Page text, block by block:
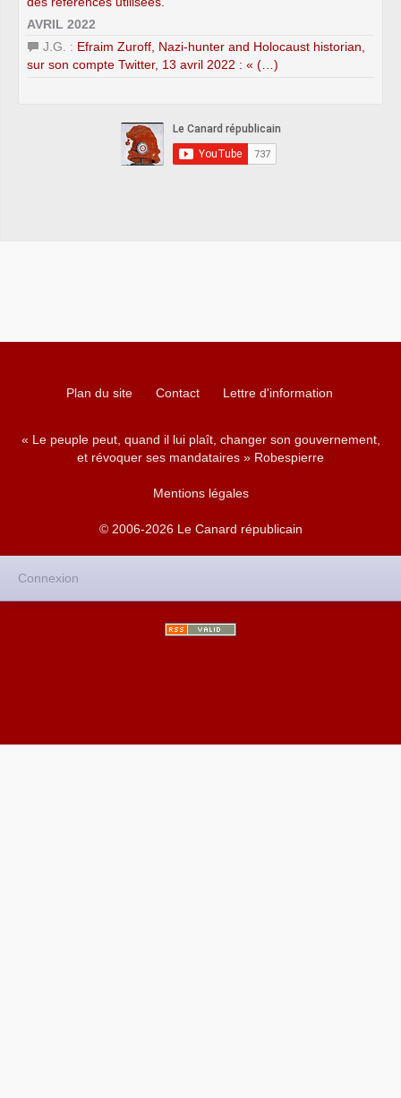
AVRIL 2022
J.G. : Efraim Zuroff, Nazi-hunter and Holocaust historian,
sur son compte Twitter, 13 avril 2022 : « (…)
Plan du site Contact Lettre d'information
« Le peuple peut, quand il lui plaît, changer son gouvernement,
et révoquer ses mandataires » Robespierre
Mentions légales
© 2006-2026 Le Canard républicain
Connexion